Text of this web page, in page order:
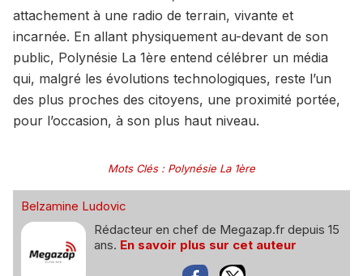
attachement à une radio de terrain, vivante et
incarnée. En allant physiquement au-devant de son
public, Polynésie La 1ère entend célébrer un média
qui, malgré les évolutions technologiques, reste l’un
des plus proches des citoyens, une proximité portée,
pour l’occasion, à son plus haut niveau.
Mots Clés: Polynésie La 1ère
Belzamine Ludovic
Rédacteur en chef de Megazap.fr depuis 15
ans. En savoir plus sur cet auteur